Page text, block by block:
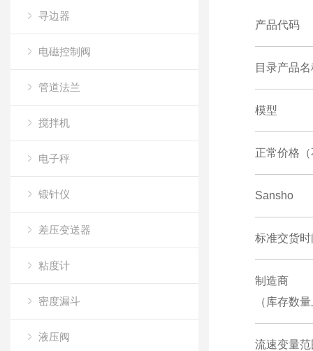
寻边器
电磁控制阀
管道法兰
搅拌机
电子秤
锻针仪
差压变送器
粘度计
密度漏斗
液压阀
产品代码
目录产品名
模型
正常价格
Sansho
标准交货时
制造商
（库存数
流速变量